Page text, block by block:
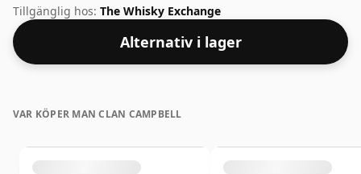
Tillgänglig hos: The Whisky Exchange
Alternativ i lager
VAR KÖPER MAN CLAN CAMPBELL